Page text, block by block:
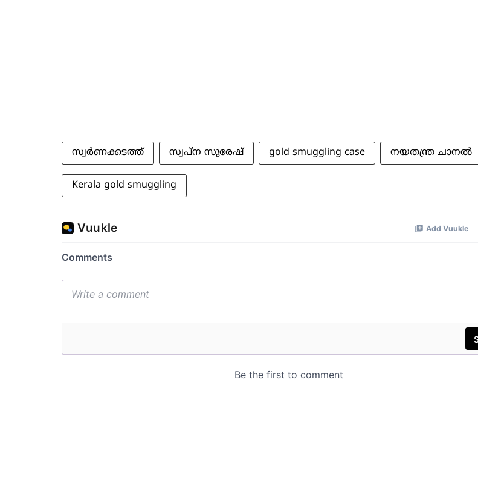
സ്വര്‍ണക്കടത്ത്‌ സ്വപ്‌ന സുരേഷ് gold smuggling case നയതന്ത്ര ചാനല്‍
Kerala gold smuggling